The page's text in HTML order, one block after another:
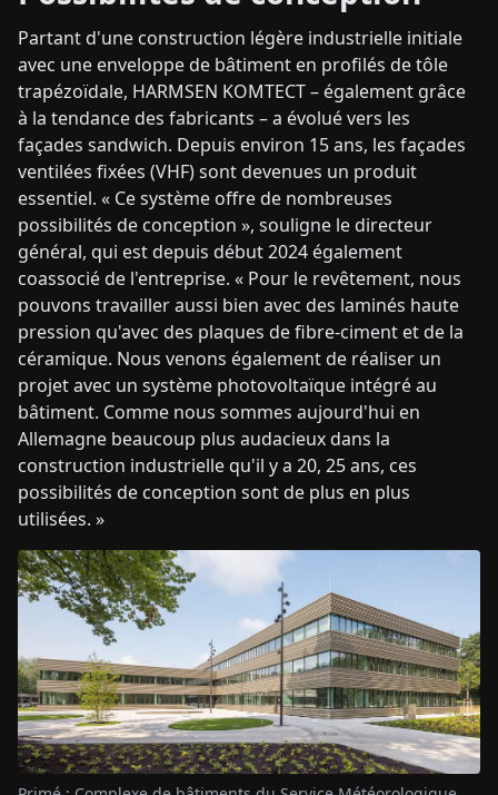
Partant d'une construction légère industrielle initiale
avec une enveloppe de bâtiment en profilés de tôle
trapézoïdale, HARMSEN KOMTECT – également grâce
à la tendance des fabricants – a évolué vers les
façades sandwich. Depuis environ 15 ans, les façades
ventilées fixées (VHF) sont devenues un produit
essentiel. « Ce système offre de nombreuses
possibilités de conception », souligne le directeur
général, qui est depuis début 2024 également
coassocié de l'entreprise. « Pour le revêtement, nous
pouvons travailler aussi bien avec des laminés haute
pression qu'avec des plaques de fibre-ciment et de la
céramique. Nous venons également de réaliser un
projet avec un système photovoltaïque intégré au
bâtiment. Comme nous sommes aujourd'hui en
Allemagne beaucoup plus audacieux dans la
construction industrielle qu'il y a 20, 25 ans, ces
possibilités de conception sont de plus en plus
utilisées. »